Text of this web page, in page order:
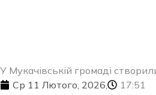
У Мукачівській громаді
Ср 11 Лютого, 2026,
17:51